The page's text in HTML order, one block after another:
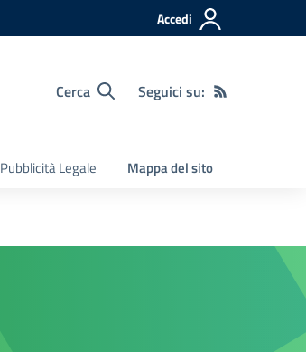
Accedi
Cerca Seguici su:
Pubblicità Legale Mappa del sito